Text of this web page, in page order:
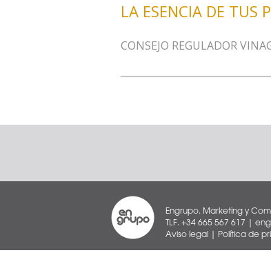
LA ESENCIA DE TUS
CONSEJO REGULADOR
Engrupo. Marketing y
TLF. +34 665 567 617 |
Aviso legal
Política de